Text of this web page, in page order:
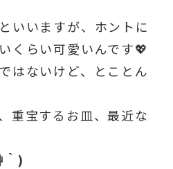
いいますが、ホントに
くらい可愛いんです💖
はないけど、とことん
重宝するお皿、最近な
｀)